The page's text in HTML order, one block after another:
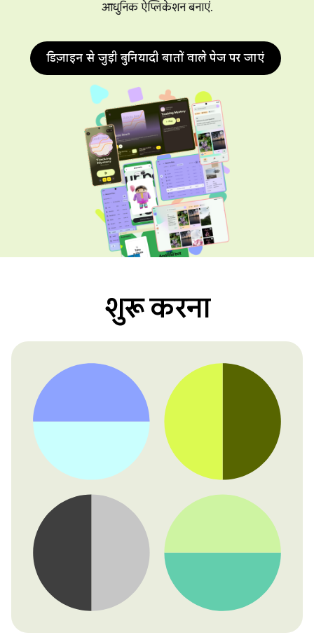
आधुनिक ऐप्लिकेशन बनाएं.
डिज़ाइन से जुड़ी बुनियादी बातों वाले पेज पर जाएं
शुरू करना